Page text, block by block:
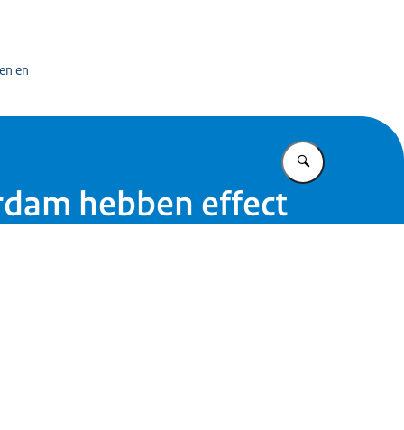
en
Vul in wat u
hebben effect